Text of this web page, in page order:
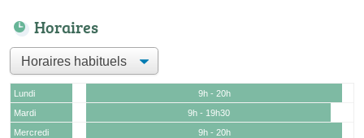
Horaires
Lundi
9h - 20h
Mardi
9h - 19h30
Mercredi
9h - 20h